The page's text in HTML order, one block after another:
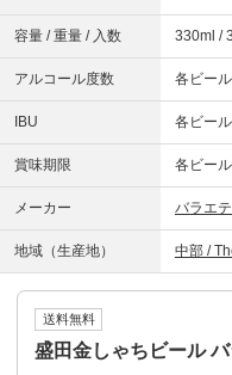
容量 / 重量 / 入数 330ml /
アルコール度数 各ビー
IBU 各ビー
賞味期限 各ビー
メーカー バラエ
地域（生産地） 中部 /
送料無料
盛田金しゃちビール